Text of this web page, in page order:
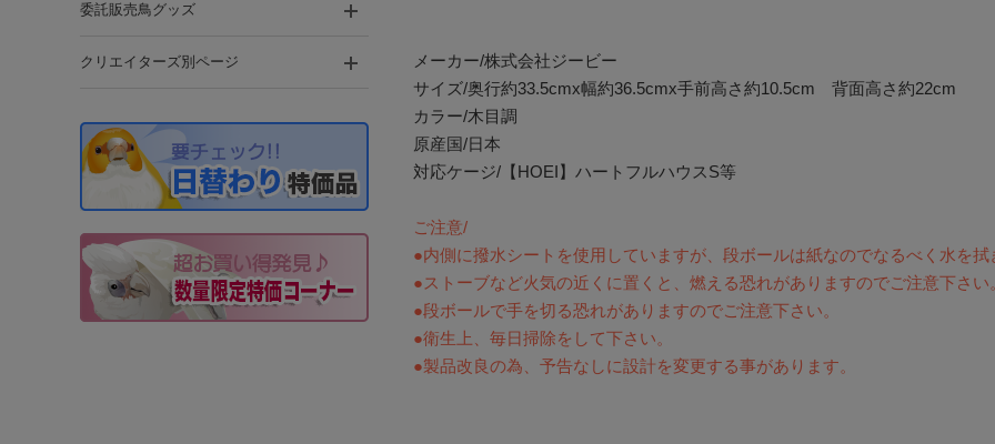
メーカー/株式会社ジービー
サイズ/奥行約33.5cmx幅約36.5cmx手前高さ約10.5cm 背面高さ約22cm
カラー/木目調
原産国/日本
対応ケージ/【HOEI】ハートフルハウスS等
ご注意/
●内側に撥水シートを使用していますが、段ボールは紙なのでなるべく水を
●ストーブなど火気の近くに置くと、燃える恐れがありますのでご注意下さい
●段ボールで手を切る恐れがありますのでご注意下さい。
●衛生上、毎日掃除をして下さい。
●製品改良の為、予告なしに設計を変更する事があります。
委託販売鳥グッズ
クリエイターズ別ページ